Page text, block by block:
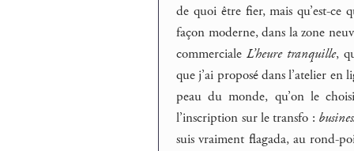
de quoi être fier, mais qu’est-ce
façon moderne, dans la zone
commerciale L’heure tranquille,
que j’ai proposé dans l’atelier en
peau du monde, qu’on le
l’inscription sur le transfo :
suis vraiment flagada, au rond-